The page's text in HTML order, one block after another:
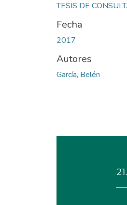
TESIS DE
Fecha
2017
Autores
García, Belén